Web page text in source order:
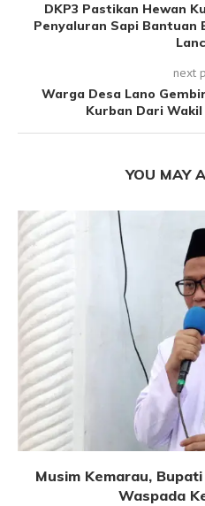
DKP3 Pastikan Hewan
Penyaluran Sapi Bantuan
next
Warga Desa Lano
Kurban Dari
YOU MAY
Musim Kemarau,
Waspada